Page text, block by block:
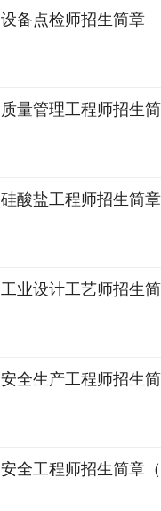
设备点检师招生简章
质量管理工程师招生
硅酸盐工程师招生简章
工业设计工艺师招生
安全生产工程师招生
安全工程师招生简章（